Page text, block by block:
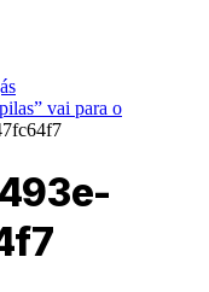
vai para o